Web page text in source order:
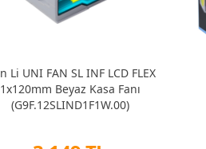
Li UNI FAN SL INF LCD FLEX
1x120mm Beyaz Kasa Fanı
(G9F.12SLIND1F1W.00)